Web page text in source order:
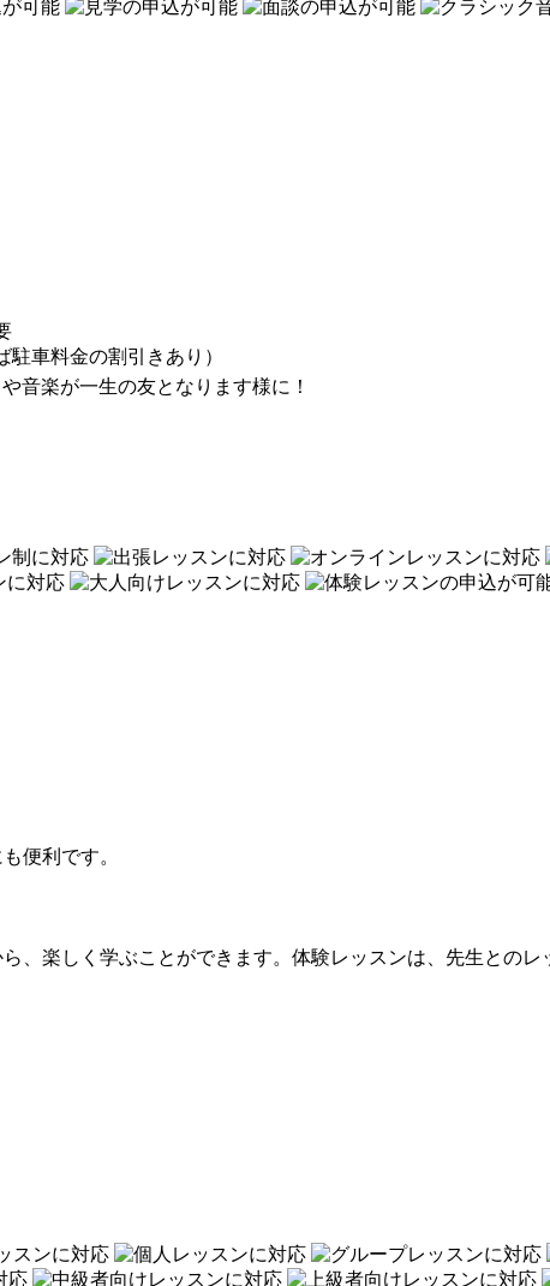
車料金の割引きあり）
音楽が一生の友となります様に！
便利です。
、楽しく学ぶことができます。体験レッスンは、先生との